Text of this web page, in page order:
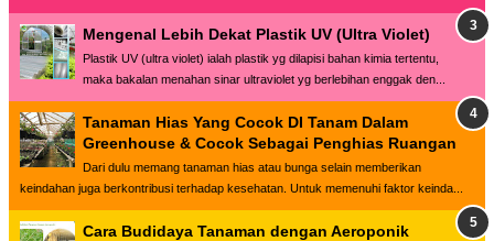
Mengenal Lebih Dekat Plastik UV (Ultra Violet)
Plastik UV (ultra violet) ialah plastik yg dilapisi bahan kimia tertentu,
maka bakalan menahan sinar ultraviolet yg berlebihan enggak den...
Tanaman Hias Yang Cocok DI Tanam Dalam
Greenhouse & Cocok Sebagai Penghias Ruangan
Dari dulu memang tanaman hias atau bunga selain memberikan
keindahan juga berkontribusi terhadap kesehatan. Untuk memenuhi faktor keinda...
Cara Budidaya Tanaman dengan Aeroponik